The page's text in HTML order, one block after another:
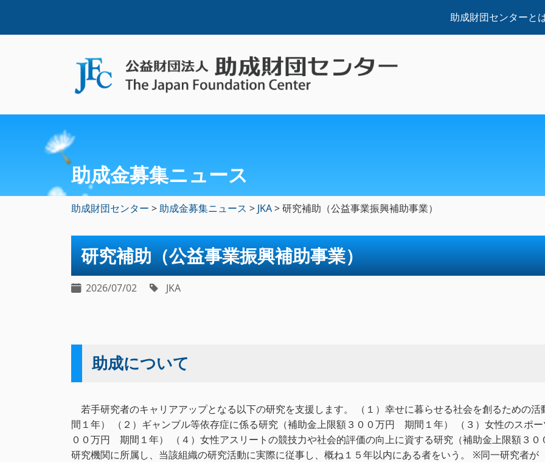
助成財団センターと
助成金募集ニュース
助成財団センター >助成金募集ニュース > JKA>研究補助（公益事業振興補助事業）
研究補助（公益事業振興補助事業）
2026/07/02 JKA
助成について
若手研究者のキャリアアップとなる以下の研究を支援します。 （１）幸せに暮らせる社会を創るための
間１年） （２）ギャンブル等依存症に係る研究（補助金上限額３００万円 期間１年） （３）女性のスポ
００万円 期間１年） （４）女性アスリートの競技力や社会的評価の向上に資する研究（補助金上限額３
研究機関に所属し、当該組織の研究活動に実際に従事し、概ね１５年以内にある者をいう。 ※同一研究者